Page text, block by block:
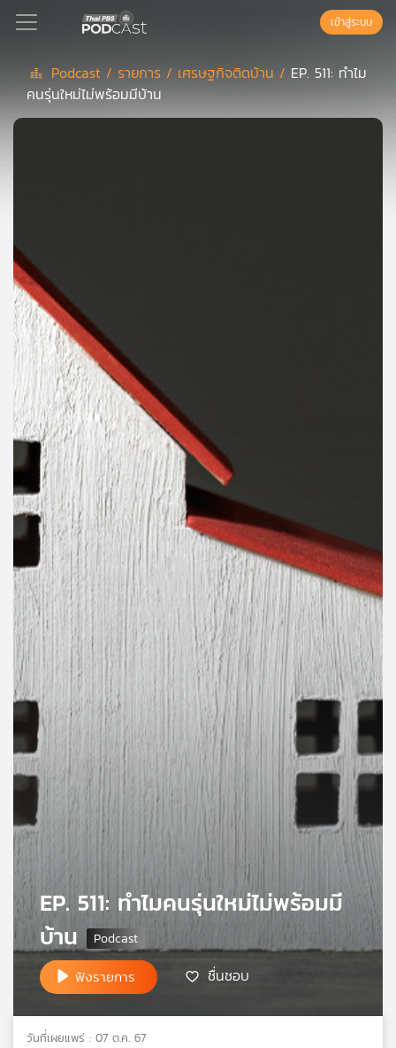
Podcast
เพล
ย์
ลิ
สต์
ของ
คุณ
เพลง
บทความ
ข่าว
และ
กิจกรรม
เกี่ยว
เรา
เครือ
ข่าย
วิทยุ
ไทย
พี
บี
เอส
แผนที่
วิทยุ
เครือ
เข้าสู่ระบบ
Podcast / รายการ / เศรษฐกิจติดบ้าน / EP. 511: ทำไม
คนรุ่นใหม่ไม่พร้อมมีบ้าน
EP. 511: ทำไมคนรุ่นใหม่ไม่พร้อมมี
บ้าน
ฟังรายการ ชื่นชอบ
วันที่เผยแพร่ : 07 ต.ค. 67